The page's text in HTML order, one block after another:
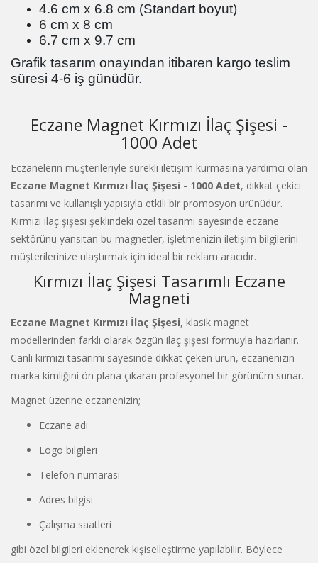
4.6 cm x 6.8 cm (Standart boyut)
6 cm x 8 cm
6.7 cm x 9.7 cm
Grafik tasarım onayından itibaren kargo teslim
süresi 4-6 iş günüdür.
Eczane Magnet Kırmızı İlaç Şişesi -
1000 Adet
Eczanelerin müşterileriyle sürekli iletişim kurmasına yardımcı olan
Eczane Magnet Kırmızı İlaç Şişesi - 1000 Adet, dikkat çekici
tasarımı ve kullanışlı yapısıyla etkili bir promosyon ürünüdür.
Kırmızı ilaç şişesi şeklindeki özel tasarımı sayesinde eczane
sektörünü yansıtan bu magnetler, işletmenizin iletişim bilgilerini
müşterilerinize ulaştırmak için ideal bir reklam aracıdır.
Kırmızı İlaç Şişesi Tasarımlı Eczane
Magneti
Eczane Magnet Kırmızı İlaç Şişesi, klasik magnet
modellerinden farklı olarak özgün ilaç şişesi formuyla hazırlanır.
Canlı kırmızı tasarımı sayesinde dikkat çeken ürün, eczanenizin
marka kimliğini ön plana çıkaran profesyonel bir görünüm sunar.
Magnet üzerine eczanenizin;
Eczane adı
Logo bilgileri
Telefon numarası
Adres bilgisi
Çalışma saatleri
gibi özel bilgileri eklenerek kişiselleştirme yapılabilir. Böylece